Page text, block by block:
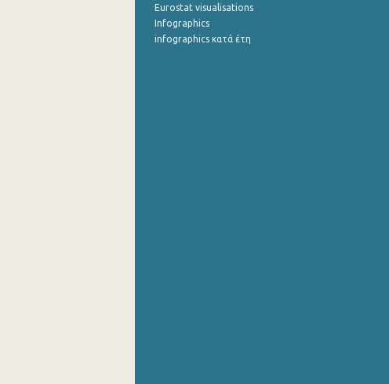
Eurostat visualisations
Infographics
infographics κατά έτη